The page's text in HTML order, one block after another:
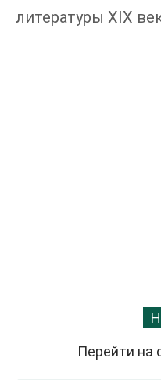
литературы XIX
Перейти на